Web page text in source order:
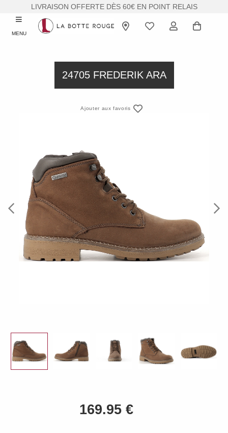
LIVRAISON OFFERTE DÈS 60€ EN POINT RELAIS
MENU
24705 FREDERIK ARA
Ajouter aux favoris
Previous